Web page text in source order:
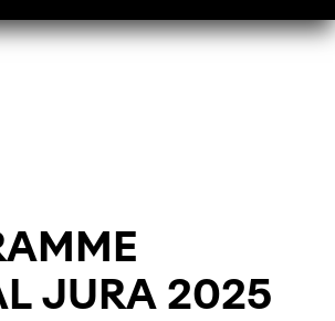
JURA 2025